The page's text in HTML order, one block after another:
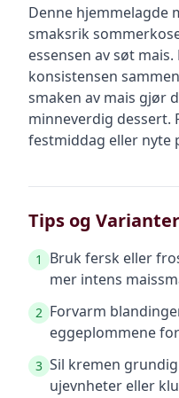
Denne hjemmelagde
smaksrik
essensen av søt
konsistensen
smaken av mais gjør
minneverdig dessert.
festmiddag eller nyte
Tips og Varianter
1
Bruk fersk eller
mer intens
2 Forvarm
eggeplommene
3 Sil kremen
ujevnheter eller